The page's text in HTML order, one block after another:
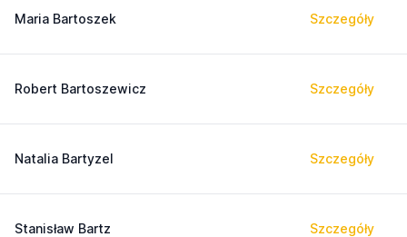
Maria Bartoszek Szczegóły
Robert Bartoszewicz Szczegóły
Natalia Bartyzel Szczegóły
Stanisław Bartz Szczegóły